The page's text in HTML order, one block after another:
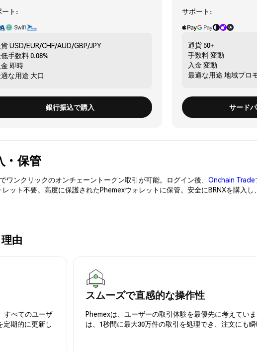
ート:
USD/EUR/CHF/AUD/GBP/JPY
手数料0.08%
金 即時
な用途 大口
銀行振込で購入
サポート:
通貨 50+
手数料変動
入金 変動
最適な用途 地域プロ
サード
・保管
ワンクリックのオンチェーントークン取引が可能。ログイン後、 Onchain Trade
ット不要。高度に保護されたPhemexウォレットに保管。安全にBRNXを購入
由
すべてのユーザ
定期的に更新し
スムーズで直感的な操作性
Phemexは、ユーザーの取引体験を最優先に考えてい
は、1秒間に最大30万件の取引を処理でき、注文にも瞬